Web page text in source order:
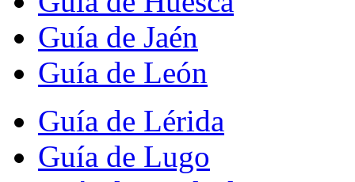
Guía de Jaén
Guía de León
Guía de Lérida
Guía de Lugo